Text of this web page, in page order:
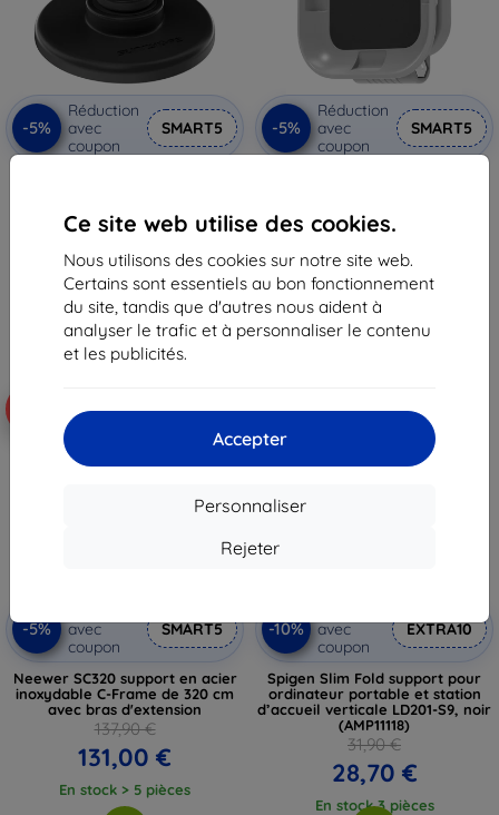
Ce site web utilise des cookies.
Nous utilisons des cookies sur notre site web.
Certains sont essentiels au bon fonctionnement
du site, tandis que d'autres nous aident à
analyser le trafic et à personnaliser le contenu
et les publicités.
Accepter
Personnaliser
Rejeter
-5%
Réduction
avec
coupon
SMART5
24,90 €
23,65 €
En stock > 5 pièces
-5%
Réduction
avec
coupon
SMART5
20,90 €
19,86 €
En stock > 5 pièces
-5%
avec
coupon
SMART5
Neewer SC320 support en acier
inoxydable C-Frame de 320 cm
avec bras d'extension
137,90 €
131,00 €
En stock > 5 pièces
-10%
-10%
avec
coupon
EXTRA10
Spigen Slim Fold support pour
ordinateur portable et station
d’accueil verticale LD201-S9, noir
(AMP11118)
31,90 €
28,70 €
En stock 3 pièces